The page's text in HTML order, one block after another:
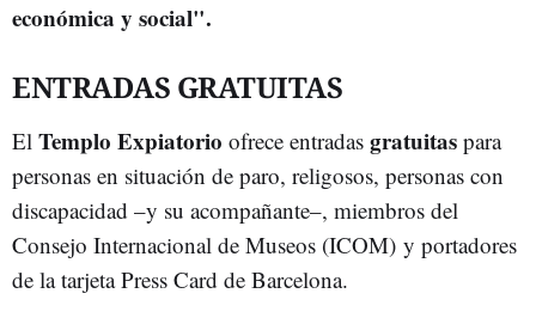
económica y social".
ENTRADAS GRATUITAS
El Templo Expiatorio ofrece entradas gratuitas para
personas en situación de paro, religosos, personas con
discapacidad –y su acompañante–, miembros del
Consejo Internacional de Museos (ICOM) y portadores
de la tarjeta Press Card de Barcelona.